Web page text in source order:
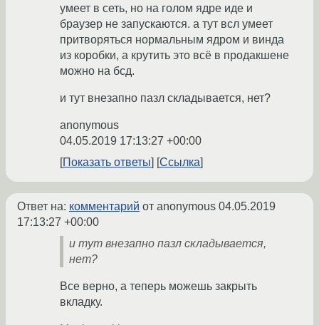
умеет в сеть, но на голом ядре иде и
браузер не запускаются. а тут всл умеет
притворяться нормальным ядром и винда
из коробки, а крутить это всё в продакшене
можно на бсд.
и тут внезапно пазл складывается, нет?
anonymous
04.05.2019 17:13:27 +00:00
Показать ответы
Ссылка
Ответ на: комментарий от anonymous 04.05.2019
17:13:27 +00:00
и тут внезапно пазл складывается,
нет?
Все верно, а теперь можешь закрыть
вкладку.